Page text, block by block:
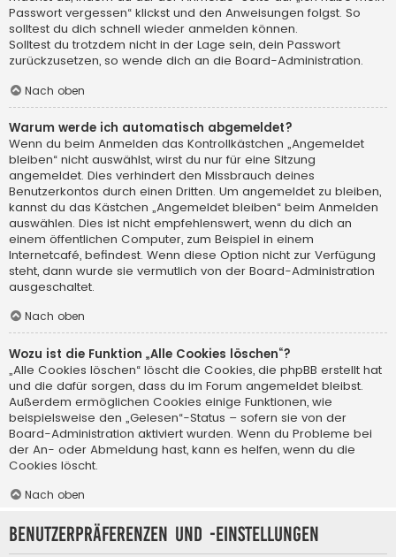
Passwort vergessen“ klickst und den Anweisungen folgst. So
solltest du dich schnell wieder anmelden können.
Solltest du trotzdem nicht in der Lage sein, dein Passwort
zurückzusetzen, so wende dich an die Board-Administration.
Nach oben
Warum werde ich automatisch abgemeldet?
Wenn du beim Anmelden das Kontrollkästchen „Angemeldet
bleiben“ nicht auswählst, wirst du nur für eine Sitzung
angemeldet. Dies verhindert den Missbrauch deines
Benutzerkontos durch einen Dritten. Um angemeldet zu bleiben,
kannst du das Kästchen „Angemeldet bleiben“ beim Anmelden
auswählen. Dies ist nicht empfehlenswert, wenn du dich an
einem öffentlichen Computer, zum Beispiel in einem
Internetcafé, befindest. Wenn diese Option nicht zur Verfügung
steht, dann wurde sie vermutlich von der Board-Administration
ausgeschaltet.
Nach oben
Wozu ist die Funktion „Alle Cookies löschen“?
„Alle Cookies löschen“ löscht die Cookies, die phpBB erstellt hat
und die dafür sorgen, dass du im Forum angemeldet bleibst.
Außerdem ermöglichen Cookies einige Funktionen, wie
beispielsweise den „Gelesen“-Status – sofern sie von der
Board-Administration aktiviert wurden. Wenn du Probleme bei
der An- oder Abmeldung hast, kann es helfen, wenn du die
Cookies löscht.
Nach oben
Benutzerpräferenzen und -einstellungen